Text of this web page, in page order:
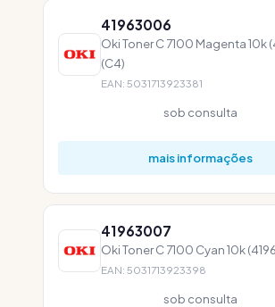
41963006
Oki Toner C 7100 Magenta 10k
(C4)
EAN: 5031713923381
sob consulta
mais informações
41963007
Oki Toner C 7100 Cyan 10k
EAN: 5031713923398
sob consulta